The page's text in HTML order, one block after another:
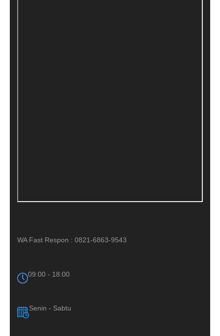
WA Fast Respon : 0821-6863-9543
09:00 - 18:00
Senin - Sabtu